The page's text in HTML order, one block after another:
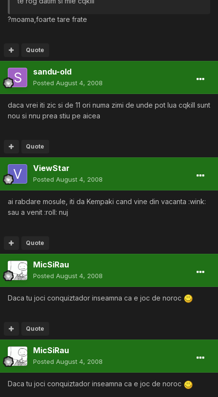
?moama,foarte tare frate
Quote
sandu-old
Posted August 4, 2008
daca vrei iti zic si de 11 ori numa zimi de unde pot lua cqkill sunt
nou si nnu prea stiu pe aicea
Quote
ViewStar
Posted August 4, 2008
ai rabdare mosule, iti da Kempaki cand vine din vacanta :wink:
sau a venit :roll: nuj
Quote
MicSiRau
Posted August 4, 2008
Daca tu joci conquiztador inseamna ca e joc de noroc
Quote
MicSiRau
Posted August 4, 2008
Daca tu joci conquiztador inseamna ca e joc de noroc